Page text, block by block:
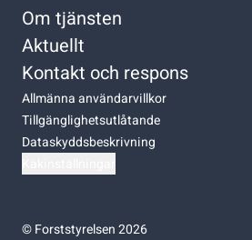
Om tjänsten
Aktuellt
Kontakt och respons
Allmänna användarvillkor
Tillgänglighetsutlåtande
Dataskyddsbeskrivning
©Forststyrelsen 2026